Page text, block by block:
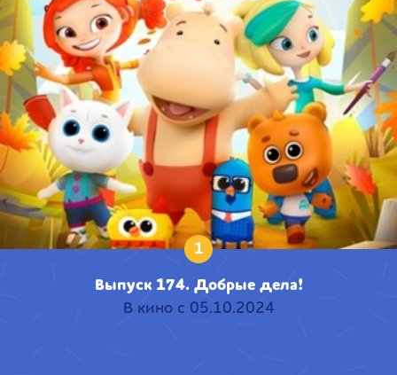
1
Выпуск 174. Добрые дела!
В кино с 05.10.2024